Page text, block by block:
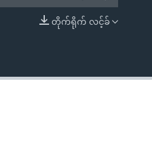
EMBED
တိုက်ရိုက် လင့်ခ်